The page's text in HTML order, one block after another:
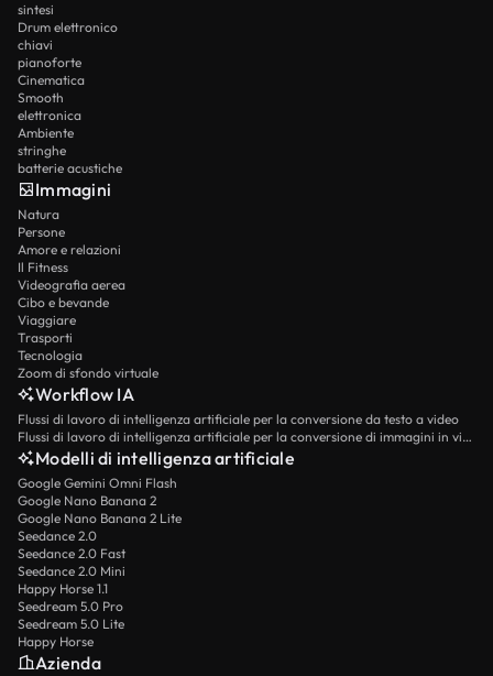
sintesi
Drum elettronico
chiavi
pianoforte
Cinematica
Smooth
elettronica
Ambiente
stringhe
batterie acustiche
Immagini
Natura
Persone
Amore e relazioni
Il Fitness
Videografia aerea
Cibo e bevande
Viaggiare
Trasporti
Tecnologia
Zoom di sfondo virtuale
Workflow IA
Flussi di lavoro di intelligenza artificiale per la conversione da testo a video
Flussi di lavoro di intelligenza artificiale per la conversione di immagini in video
Modelli di intelligenza artificiale
Google Gemini Omni Flash
Google Nano Banana 2
Google Nano Banana 2 Lite
Seedance 2.0
Seedance 2.0 Fast
Seedance 2.0 Mini
Happy Horse 1.1
Seedream 5.0 Pro
Seedream 5.0 Lite
Happy Horse
Azienda